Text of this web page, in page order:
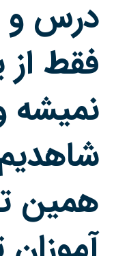
درس و
فقط از
نمیشه
همین